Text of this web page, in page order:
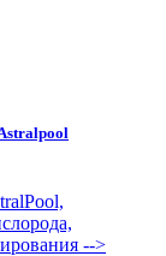
-->